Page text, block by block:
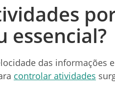
essencial?
das informações
controlar atividades